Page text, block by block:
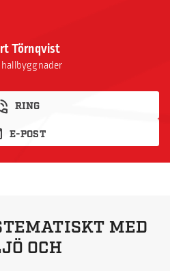
Törnqvist
hallbyggnader
RING
E-POST
MED
OCH